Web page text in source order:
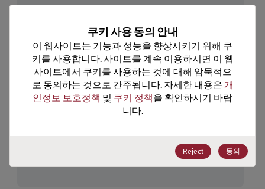
Tube
패키지 수량 96
기술 카테고리 Analog & Mixed Signal
기술 하위 카테고리 Multiplexer & Switch
Multiplexers/Switches
쿠키 사용 동의 안내
이 웹사이트는 기능과 성능을 향상시키기 위해 쿠
키를 사용합니다. 사이트를 계속 이용하시면 이 웹
사이트에서 쿠키를 사용하는 것에 대해 암묵적으
로 동의하는 것으로 간주됩니다. 자세한 내용은 개
인정보 보호정책 및 쿠키 정책을 확인하시기 바랍
니다.
Reject 동의